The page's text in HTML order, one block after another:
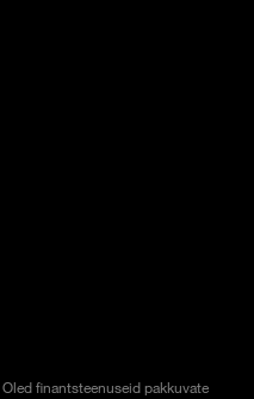
Oled finantsteenuseid pakkuvate